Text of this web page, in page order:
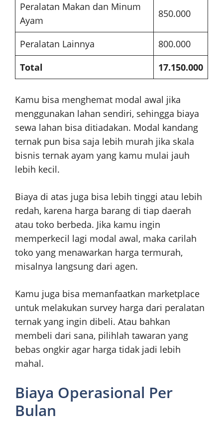
Peralatan Makan dan Minum
Ayam
850.000
Peralatan Lainnya
800.000
Total
17.150.000
Kamu bisa menghemat modal awal jika
menggunakan lahan sendiri, sehingga biaya
sewa lahan bisa ditiadakan. Modal kandang
ternak pun bisa saja lebih murah jika skala
bisnis ternak ayam yang kamu mulai jauh
lebih kecil.
Biaya di atas juga bisa lebih tinggi atau lebih
redah, karena harga barang di tiap daerah
atau toko berbeda. Jika kamu ingin
memperkecil lagi modal awal, maka carilah
toko yang menawarkan harga termurah,
misalnya langsung dari agen.
Kamu juga bisa memanfaatkan marketplace
untuk melakukan survey harga dari peralatan
ternak yang ingin dibeli. Atau bahkan
membeli dari sana, pilihlah tawaran yang
bebas ongkir agar harga tidak jadi lebih
mahal.
Biaya Operasional Per
Bulan